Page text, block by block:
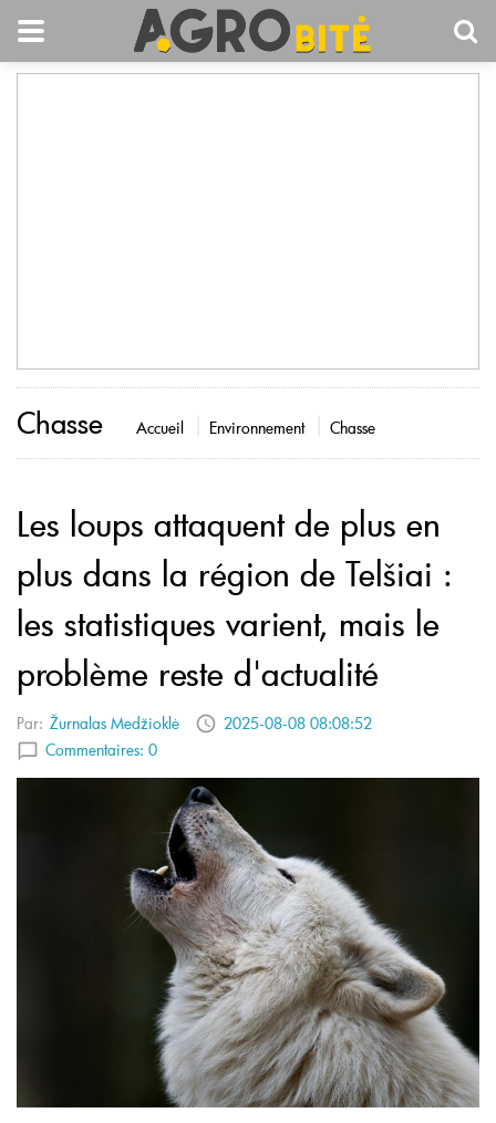
Chasse Accueil Environnement Chasse
Les loups attaquent de plus en
plus dans la région de Telšiai :
les statistiques varient, mais le
problème reste d'actualité
Par: Žurnalas Medžioklė
2025-08-08 08:08:52
Commentaires: 0